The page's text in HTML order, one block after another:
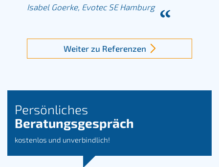
Isabel Goerke, Evotec SE Hamburg
Weiter zu Referenzen
Persönliches
Beratungsgespräch
kostenlos und unverbindlich!